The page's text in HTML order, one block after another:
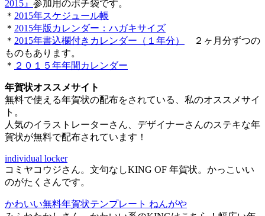
2015』 参加用のポチ袋です。
＊ 2015年スケジュール帳
＊ 2015年版カレンダー：ハガキサイズ
＊ 2015年書込欄付きカレンダー（１年分）
２ヶ月分ずつの
ものもあります。
＊ ２０１５年年間カレンダー
年賀状オススメサイト
無料で使える年賀状の配布をされている、私のオススメサイ
ト。
人気のイラストレーターさん、デザイナーさんのステキな年
賀状が無料で配布されています！
individual locker
コミヤコウジさん。文句なしKING OF 年賀状。かっこいい
のがたくさんです。
かわいい無料年賀状テンプレート ねんがや